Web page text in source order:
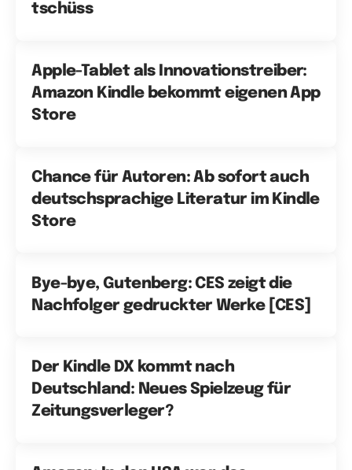
tschüss
Apple-Tablet als Innovationstreiber:
Amazon Kindle bekommt eigenen App
Store
Chance für Autoren: Ab sofort auch
deutschsprachige Literatur im Kindle
Store
Bye-bye, Gutenberg: CES zeigt die
Nachfolger gedruckter Werke [CES]
Der Kindle DX kommt nach
Deutschland: Neues Spielzeug für
Zeitungsverleger?